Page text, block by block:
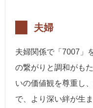
夫婦
夫婦関係で「7007」
の繋がりと調和がも
いの価値観を尊重し
で、より深い絆が生